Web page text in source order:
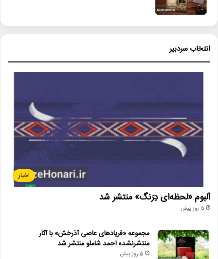
انتخاب سردبیر
اخبار
آلبوم «لحظه‌ای دِرَنگ» منتشر شد
5 روز پیش
مجموعه «فریادهای عاصی آذرخش» با آثار
منتشرنشده احمد شاملو منتشر شد
5 روز پیش